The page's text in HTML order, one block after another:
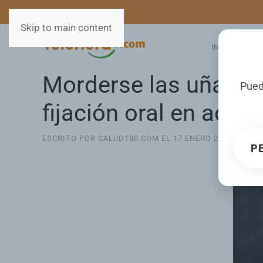
Skip to main content
INICIO
Morderse las uñas
fijación oral en
ESCRITO POR SALUD180.COM EL 17 ENERO 2026